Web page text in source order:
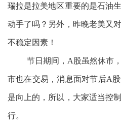
瑞拉是拉美地区重要的是石油
动手了吗？另外，昨晚老美又
不稳定因素！
节日期间，A股虽然休市
市也在交易，消息面对节后A
是向上的，所以，大家适当控
行。